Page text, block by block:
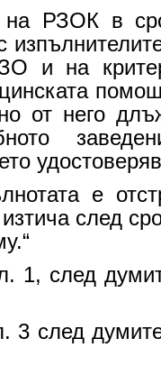
на РЗОК в
и на
от него
е
след
1, след
3 след